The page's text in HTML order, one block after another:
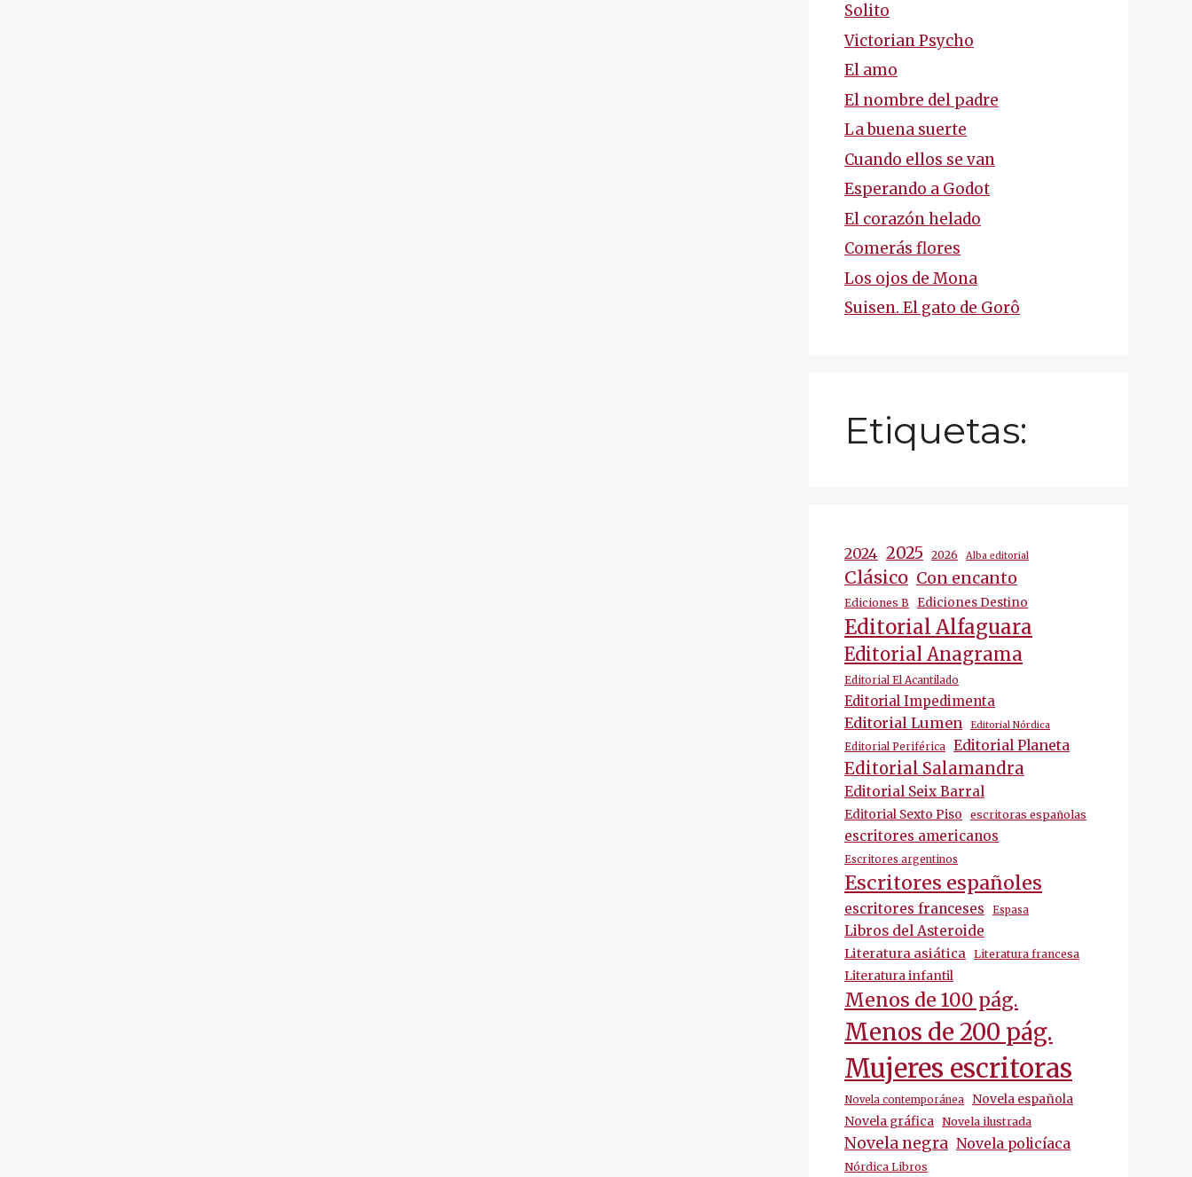
Solito
Victorian Psycho
El amo
El nombre del padre
La buena suerte
Cuando ellos se van
Esperando a Godot
El corazón helado
Comerás flores
Los ojos de Mona
Suisen. El gato de Gorô
Etiquetas:
2024 2025 2026 Alba editorial
Clásico Con encanto
Ediciones B Ediciones Destino
Editorial Alfaguara
Editorial Anagrama
Editorial El Acantilado
Editorial Impedimenta
Editorial Lumen Editorial Nórdica
Editorial Periférica Editorial Planeta
Editorial Salamandra
Editorial Seix Barral
Editorial Sexto Piso escritoras españolas
escritores americanos
Escritores argentinos
Escritores españoles
escritores franceses Espasa
Libros del Asteroide
Literatura asiática Literatura francesa
Literatura infantil
Menos de 100 pág.
Menos de 200 pág.
Mujeres escritoras
Novela contemporánea
Novela española
Novela gráfica Novela ilustrada
Novela negra Novela policíaca
Nórdica Libros